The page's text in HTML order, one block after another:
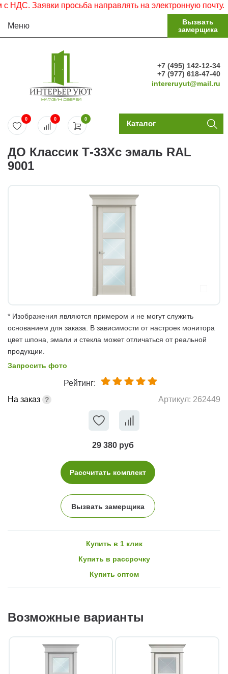
Заявки просьба направлять на электронную почту.
Меню
Вызвать
замерщика
+7 (495) 142-12-34
+7 (977) 618-47-40
intereruyut@mail.ru
0
0 0 Каталог
ДО Классик Т-33Хс эмаль RAL
9001
* Изображения являются примером и не могут служить
основанием для заказа. В зависимости от настроек монитора
цвет шпона, эмали и стекла может отличаться от реальной
продукции.
Запросить фото
Рейтинг:
На заказ
Артикул: 262449
29 380 руб
Рассчитать комплект
Вызвать замерщика
Купить в 1 клик
Купить в рассрочку
Купить оптом
Возможные варианты